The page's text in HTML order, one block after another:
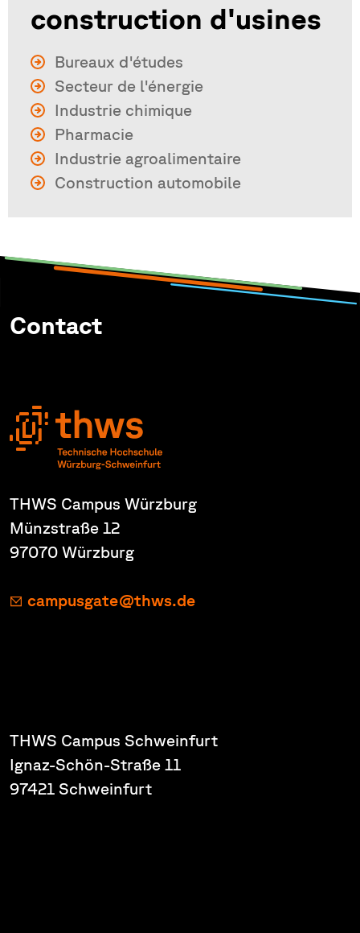
construction d'usines
Bureaux d'études
Secteur de l'énergie
Industrie chimique
Pharmacie
Industrie agroalimentaire
Construction automobile
Contact
THWS Campus Würzburg
Münzstraße 12
97070 Würzburg
campusgate@thws.de
THWS Campus Schweinfurt
Ignaz-Schön-Straße 11
97421 Schweinfurt